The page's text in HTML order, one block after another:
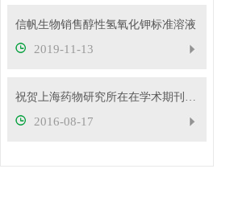
信帆生物销售醇性氢氧化钾标准溶液
2019-11-13
祝贺上海药物研究所在在学术期刊elife在线发表研究论文
2016-08-17